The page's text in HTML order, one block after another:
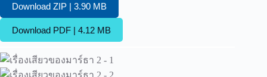
Download ZIP | 3.90 MB
Download PDF | 4.12 MB